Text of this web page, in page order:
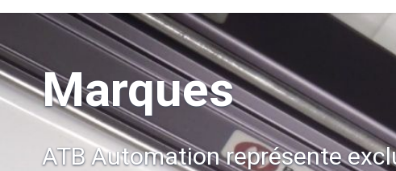
Marques
ATB Automation représente